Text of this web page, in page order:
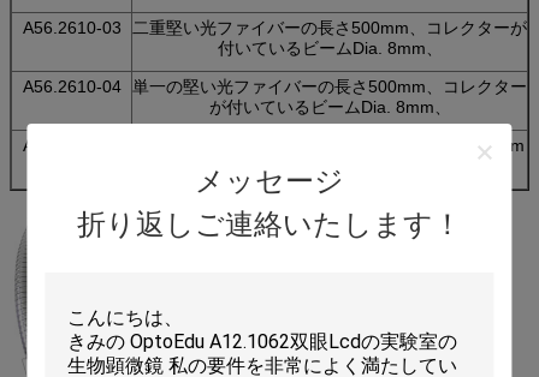
メッセージ
折り返しご連絡いたします！
A56.2610-03
二重堅い光ファイバーの長さ500mm、コレクターが
付いているビームDia. 8mm、
A56.2610-04 単一の堅い光ファイバーの長さ500mm、コレクター
が付いているビームDia. 8mm、
A56.2610-05
単一の柔らかい光ファイバーのコレクターDia.9mm